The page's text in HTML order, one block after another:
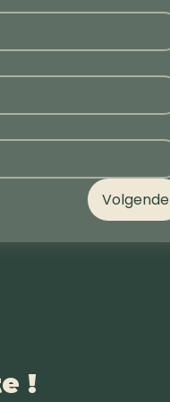
Volgende
!